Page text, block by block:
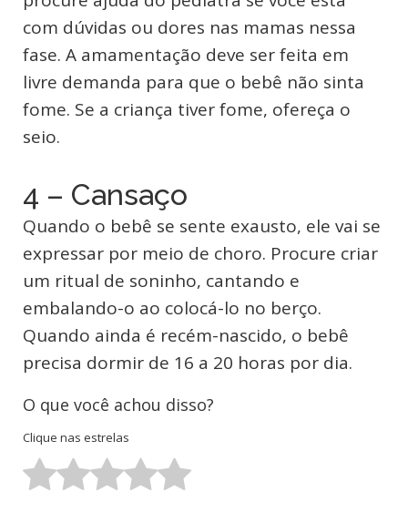
com dúvidas ou dores nas mamas nessa
fase. A amamentação deve ser feita em
livre demanda para que o bebê não sinta
fome. Se a criança tiver fome, ofereça o
seio.
4 – Cansaço
Quando o bebê se sente exausto, ele vai se
expressar por meio de choro. Procure criar
um ritual de soninho, cantando e
embalando-o ao colocá-lo no berço.
Quando ainda é recém-nascido, o bebê
precisa dormir de 16 a 20 horas por dia.
O que você achou disso?
Clique nas estrelas